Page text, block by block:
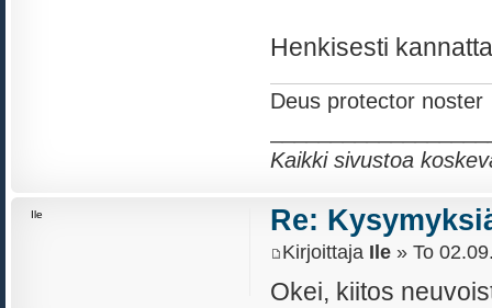
Henkisesti
Deus protector noster
Kaikki sivustoa
Re:
Kirjoittaja Ile» To
Okei, kiitos
Ile